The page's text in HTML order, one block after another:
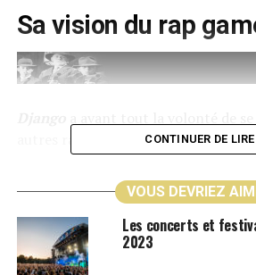
Sa vision du rap
autres rappeurs, comme il déclare
« J’ai su quitter la
démarche un peu
commeKeyser Söze
CONTINUER DE LIRE
VOUS DEVRIEZ
Les concerts et
2023